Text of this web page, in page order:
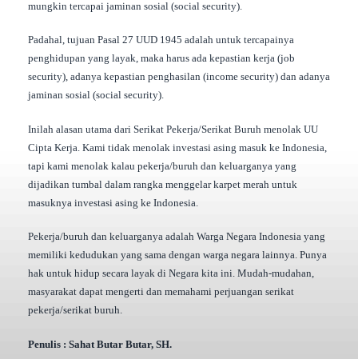
mungkin tercapai jaminan sosial (social security).
Padahal, tujuan Pasal 27 UUD 1945 adalah untuk tercapainya
penghidupan yang layak, maka harus ada kepastian kerja (job
security), adanya kepastian penghasilan (income security) dan adanya
jaminan sosial (social security).
Inilah alasan utama dari Serikat Pekerja/Serikat Buruh menolak UU
Cipta Kerja. Kami tidak menolak investasi asing masuk ke Indonesia,
tapi kami menolak kalau pekerja/buruh dan keluarganya yang
dijadikan tumbal dalam rangka menggelar karpet merah untuk
masuknya investasi asing ke Indonesia.
Pekerja/buruh dan keluarganya adalah Warga Negara Indonesia yang
memiliki kedudukan yang sama dengan warga negara lainnya. Punya
hak untuk hidup secara layak di Negara kita ini. Mudah-mudahan,
masyarakat dapat mengerti dan memahami perjuangan serikat
pekerja/serikat buruh.
Penulis : Sahat Butar Butar, SH.